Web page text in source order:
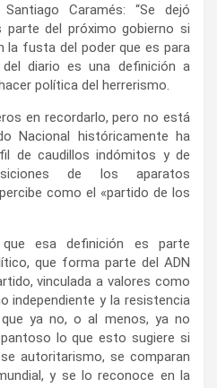
Caramés: “Se dejó
parte del próximo gobierno si
la fusta del poder que es para
diario es una definición a
política del herrerismo.
en recordarlo, pero no está
Nacional históricamente ha
de caudillos indómitos y de
de los aparatos
como el «partido de los
esa definición es parte
que forma parte del ADN
vinculada a valores como
independiente y la resistencia
ya no, o al menos, ya no
lo que esto sugiere si
autoritarismo, se comparan
y se lo reconoce en la